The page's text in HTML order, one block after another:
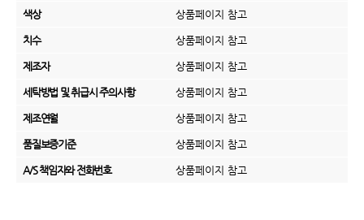
색상 상품페이지 참고
치수 상품페이지 참고
제조자 상품페이지 참고
세탁방법 및 취급시 주의사항 상품페이지 참고
제조연월 상품페이지 참고
품질보증기준 상품페이지 참고
A/S 책임자와 전화번호 상품페이지 참고